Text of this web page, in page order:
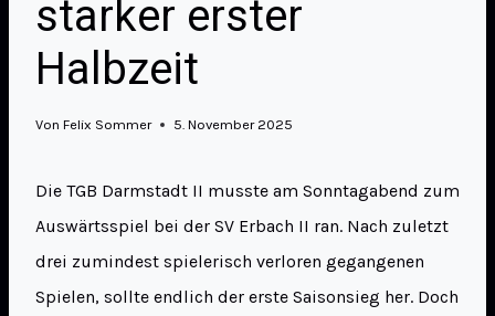
starker erster
Halbzeit
Von Felix Sommer 5. November 2025
Die TGB Darmstadt II musste am Sonntagabend zum
Auswärtsspiel bei der SV Erbach II ran. Nach zuletzt
drei zumindest spielerisch verloren gegangenen
Spielen, sollte endlich der erste Saisonsieg her. Doch